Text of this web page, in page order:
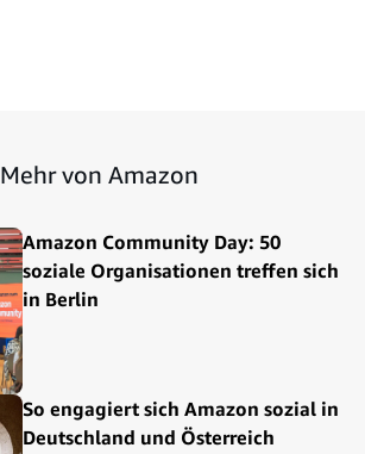
Mehr von Amazon
Amazon Community Day: 50
soziale Organisationen treffen sich
in Berlin
So engagiert sich Amazon sozial in
Deutschland und Österreich